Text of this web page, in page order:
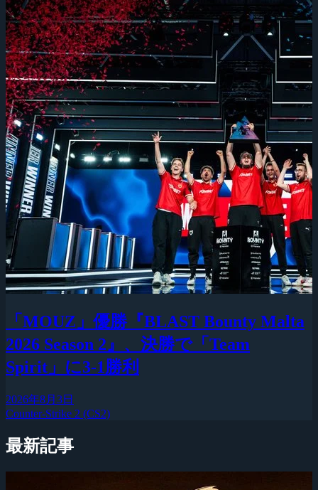
「MOUZ」優勝『BLAST Bounty Malta
2026 Season 2』、決勝で「Team
Spirit」に3-1勝利
2026年8月3日
Counter-Strike 2 (CS2)
最新記事